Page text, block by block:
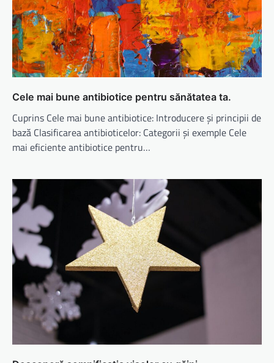
Cele mai bune antibiotice pentru sănătatea ta.
Cuprins Cele mai bune antibiotice: Introducere și principii de
bază Clasificarea antibioticelor: Categorii și exemple Cele
mai eficiente antibiotice pentru…